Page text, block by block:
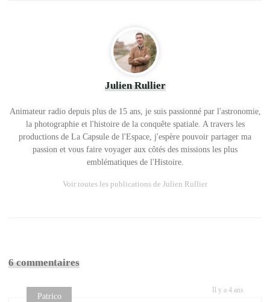
Julien Rullier
Animateur radio depuis plus de 15 ans, je suis passionné par l'astronomie,
la photographie et l'histoire de la conquête spatiale. A travers les
productions de La Capsule de l'Espace, j'espère pouvoir partager ma
passion et vous faire voyager aux côtés des missions les plus
emblématiques de l'Histoire.
Voir toutes les publications de Julien Rullier
6 commentaires
Il y a 4 ans
Patrico